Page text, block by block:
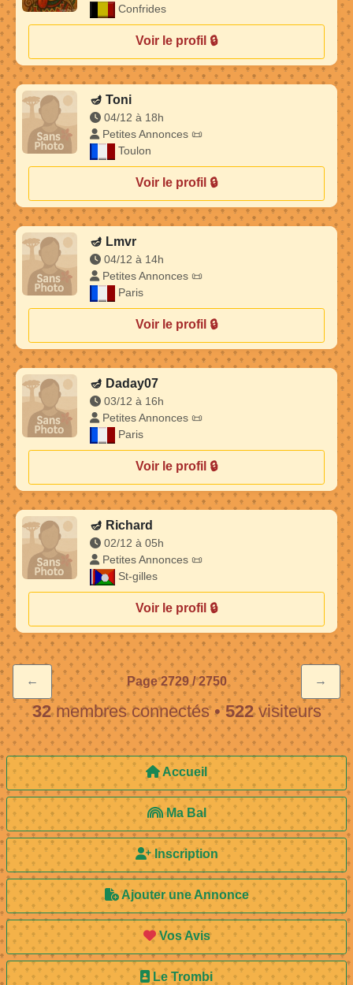
Confrides
Voir le profil 🔒
🪔 Toni
04/12 à 18h
Petites Annonces 📜
Toulon
Voir le profil 🔒
🪔 Lmvr
04/12 à 14h
Petites Annonces 📜
Paris
Voir le profil 🔒
🪔 Daday07
03/12 à 16h
Petites Annonces 📜
Paris
Voir le profil 🔒
🪔 Richard
02/12 à 05h
Petites Annonces 📜
St-gilles
Voir le profil 🔒
← Page 2729 / 2750 →
32membres connectés• 522visiteurs
Accueil
Ma Bal
Inscription
Ajouter une Annonce
Vos Avis
Le Trombi